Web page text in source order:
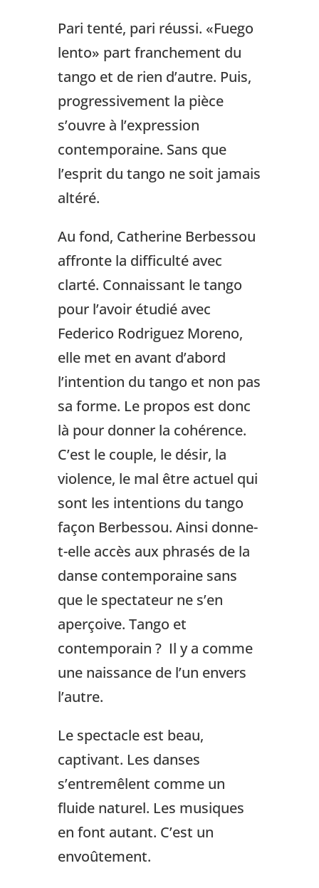
Pari tenté, pari réussi. «Fuego
lento» part franchement du
tango et de rien d’autre. Puis,
progressivement la pièce
s’ouvre à l’expression
contemporaine. Sans que
l’esprit du tango ne soit jamais
altéré.
Au fond, Catherine Berbessou
affronte la difficulté avec
clarté. Connaissant le tango
pour l’avoir étudié avec
Federico Rodriguez Moreno,
elle met en avant d’abord
l’intention du tango et non pas
sa forme. Le propos est donc
là pour donner la cohérence.
C’est le couple, le désir, la
violence, le mal être actuel qui
sont les intentions du tango
façon Berbessou. Ainsi donne-
t-elle accès aux phrasés de la
danse contemporaine sans
que le spectateur ne s’en
aperçoive. Tango et
contemporain ? Il y a comme
une naissance de l’un envers
l’autre.
Le spectacle est beau,
captivant. Les danses
s’entremêlent comme un
fluide naturel. Les musiques
en font autant. C’est un
envoûtement.